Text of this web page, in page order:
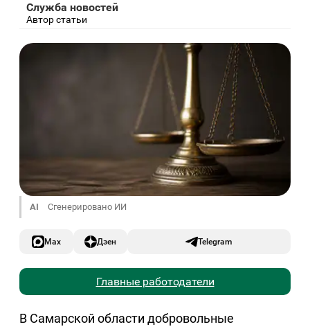
Служба новостей
Автор статьи
AI Сгенерировано ИИ
Max Дзен Telegram
Главные работодатели
В Самарской области добровольные